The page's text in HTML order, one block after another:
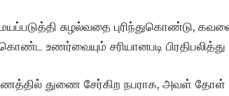
சுழல்வதை புரிந்துகொண்டு,
உணர்வையும் சரியானபடி பிரதிபலித்து
துணை சேர்கிற நபராக, அவள் தோள்